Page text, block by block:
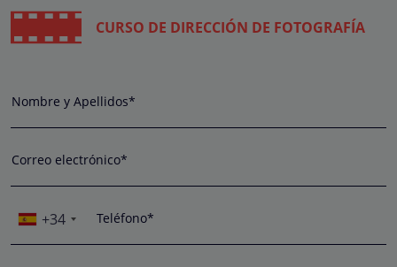
CURSO DE DIRECCIÓN DE FOTOGRAFÍA
Nombre y Apellidos*
Correo electrónico*
+34 Teléfono*